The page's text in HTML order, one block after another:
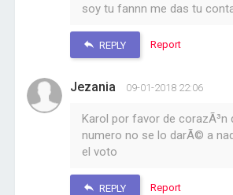
soy tu fannn me das tu
REPLY Report
Jezania 09-01-2018 22:06
Karol por favor de corazÃ³n
numero no se lo darÃ© a
el voto
REPLY Report